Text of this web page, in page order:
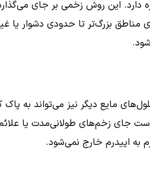
این روش زخمی بر جای
مناطق بزرگ‌تر تا حدودی دشوار
مایع دیگر نیز می‌تواند به پاک
جای زخم‌های طولانی‌مدت یا
به اپیدرم خارج نمی‌شود.